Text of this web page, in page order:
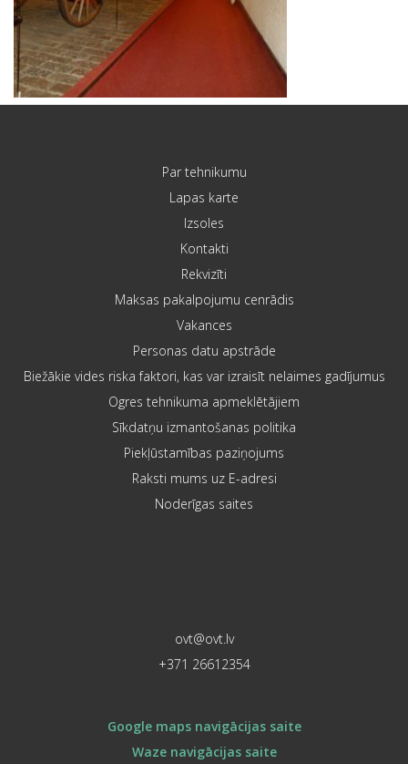
Par tehnikumu
Lapas karte
Izsoles
Kontakti
Rekvizīti
Maksas pakalpojumu cenrādis
Vakances
Personas datu apstrāde
Biežākie vides riska faktori, kas var izraisīt nelaimes gadījumus
Ogres tehnikuma apmeklētājiem
Sīkdatņu izmantošanas politika
Piekļūstamības paziņojums
Raksti mums uz E-adresi
Noderīgas saites
ovt@ovt.lv
+371 26612354
Google maps navigācijas saite
Waze navigācijas saite